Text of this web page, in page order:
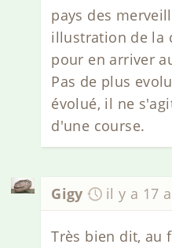
pays des
illustration de la
pour en arriver
Pas de plus
évolué, il ne
d'une course.
Gigy il y a 17
Très bien dit, au